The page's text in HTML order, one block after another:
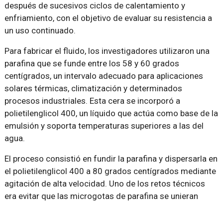
después de sucesivos ciclos de calentamiento y
enfriamiento, con el objetivo de evaluar su resistencia a
un uso continuado.
Para fabricar el fluido, los investigadores utilizaron una
parafina que se funde entre los 58 y 60 grados
centígrados, un intervalo adecuado para aplicaciones
solares térmicas, climatización y determinados
procesos industriales. Esta cera se incorporó a
polietilenglicol 400, un líquido que actúa como base de la
emulsión y soporta temperaturas superiores a las del
agua.
El proceso consistió en fundir la parafina y dispersarla en
el polietilenglicol 400 a 80 grados centígrados mediante
agitación de alta velocidad. Uno de los retos técnicos
era evitar que las microgotas de parafina se unieran